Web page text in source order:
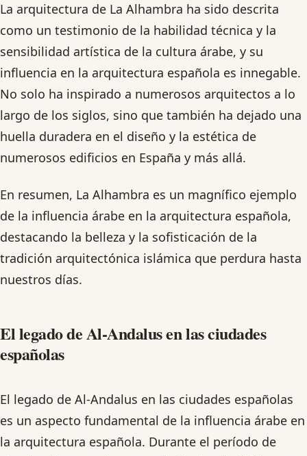
La arquitectura de La Alhambra ha sido descrita
como un testimonio de la habilidad técnica y la
sensibilidad artística de la cultura árabe, y su
influencia en la arquitectura española es innegable.
No solo ha inspirado a numerosos arquitectos a lo
largo de los siglos, sino que también ha dejado una
huella duradera en el diseño y la estética de
numerosos edificios en España y más allá.
En resumen, La Alhambra es un magnífico ejemplo
de la influencia árabe en la arquitectura española,
destacando la belleza y la sofisticación de la
tradición arquitectónica islámica que perdura hasta
nuestros días.
El legado de Al-Andalus en las ciudades
españolas
El legado de Al-Andalus en las ciudades españolas
es un aspecto fundamental de la influencia árabe en
la arquitectura española. Durante el período de